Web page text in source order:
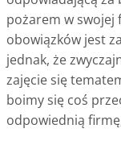
pożarem w
obowiązków jest
jednak, że
zajęcie się
boimy się coś
odpowiednią